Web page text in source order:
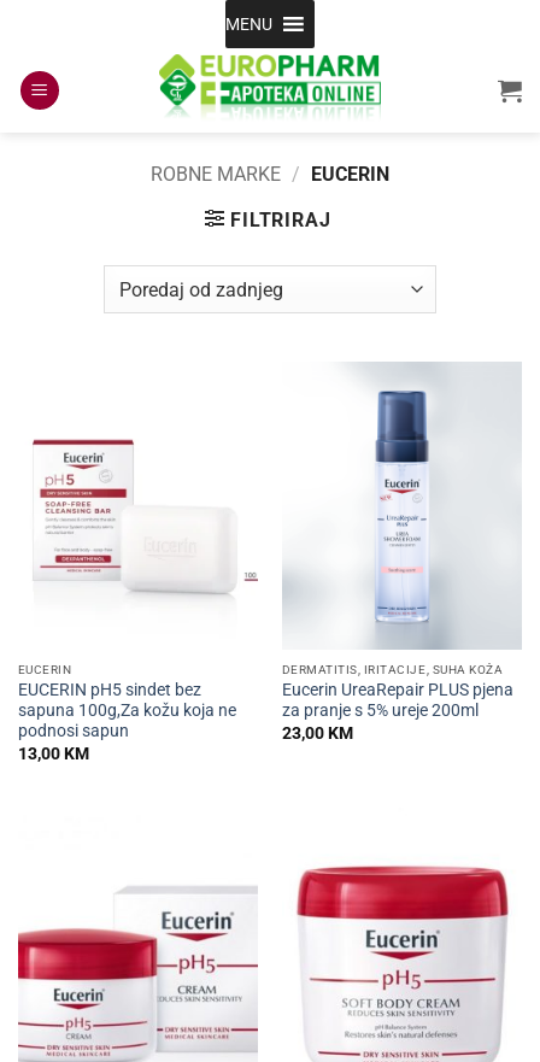
content
MENU
ROBNE MARKE / EUCERIN
FILTRIRAJ
EUCERIN
EUCERIN pH5 sindet bez
sapuna 100g,Za kožu koja ne
podnosi sapun
13,00KM
DERMATITIS, IRITACIJE, SUHA KOŽA
Eucerin UreaRepair PLUS pjena
za pranje s 5% ureje 200ml
23,00KM